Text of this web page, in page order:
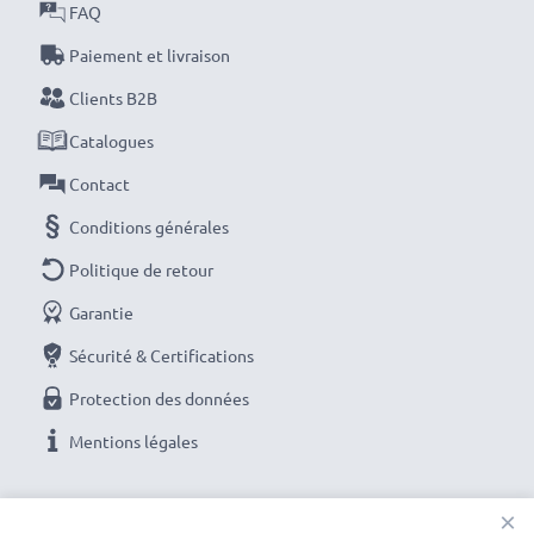
FAQ
Paiement et livraison
Clients B2B
Catalogues
Contact
Conditions générales
Politique de retour
Garantie
Sécurité & Certifications
Protection des données
Mentions légales
×